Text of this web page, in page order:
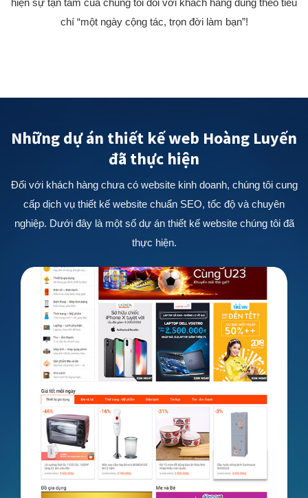
hiện sự tận tâm của chúng tôi đối với khách hàng đúng theo tiêu
chí “một ngày cộng tác, trọn đời làm bạn”!
Những dự án thiết kế web Hoàng Luyến
đã thực hiện
Đối với khách hàng chưa có website kinh doanh, chúng tôi cung
cấp dịch vụ thiết kế website chuẩn SEO, tốc độ và chuyên
nghiệp. Dưới đây là một số dự án thiết kế website chúng tôi đã
thực hiện.